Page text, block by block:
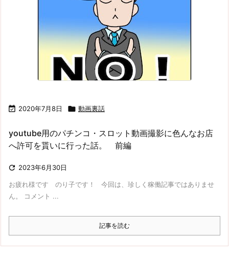
 2020年7月8日  動画裏話
youtube用のパチンコ・スロット動画撮影に色んなお店
へ許可を貰いに行った話。 前編
 2023年6月30日
お疲れ様です のり子です！ 今回は、珍しく稼働記事ではありませ
ん。 コメント ...
記事を読む